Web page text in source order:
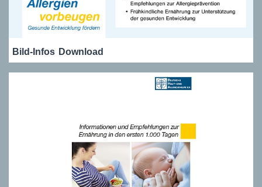
Bild-Infos Download